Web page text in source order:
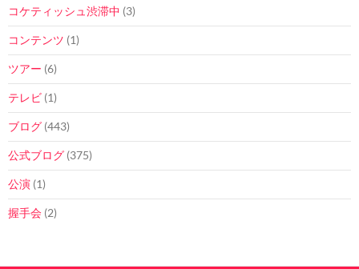
コケティッシュ渋滞中 (3)
コンテンツ (1)
ツアー (6)
テレビ (1)
ブログ (443)
公式ブログ (375)
公演 (1)
握手会 (2)